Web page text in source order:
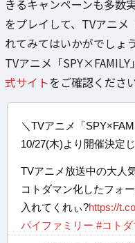
きるキャンペーンも多数
をプレイして、TVアニメ
れてみてはいかがでしょ
TVアニメ「SPY×FAMILY
式サイトをご確認ください
＼TVアニメ「
10/27(木)より開催決定
TVアニメ放送中の大人
コトダマン化したフォ
入れてくれぃ?https://
パイファミリー #コトダ